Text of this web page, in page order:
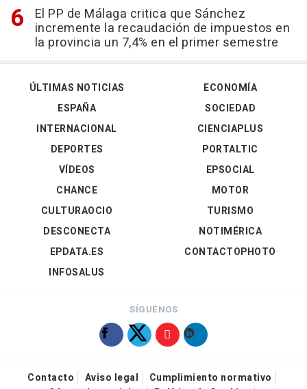
El PP de Málaga critica que Sánchez
incremente la recaudación de impuestos en
la provincia un 7,4% en el primer semestre
ÚLTIMAS NOTICIAS
ESPAÑA
INTERNACIONAL
DEPORTES
VÍDEOS
ECONOMÍA
SOCIEDAD
CIENCIAPLUS
PORTALTIC
EPSOCIAL
CHANCE
CULTURAOCIO
DESCONECTA
EPDATA.ES
INFOSALUS
MOTOR
TURISMO
NOTIMÉRICA
CONTACTOPHOTO
SÍGUENOS
Contacto Aviso legal
Cumplimiento normativo